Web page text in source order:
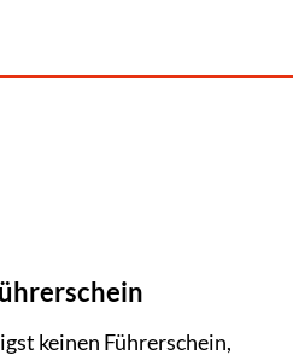
keinen Führerschein,